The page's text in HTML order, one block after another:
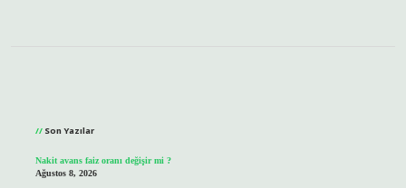
Son Yazılar
Nakit avans faiz oranı değişir mi ?
Ağustos 8, 2026